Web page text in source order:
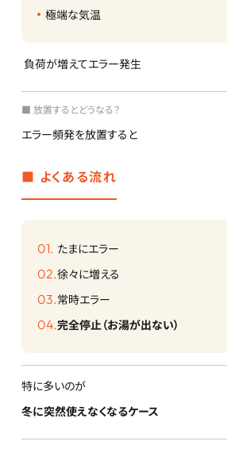
極端な気温
負荷が増えてエラー発生
■ 放置するとどうなる？
エラー頻発を放置すると
■ よくある流れ
たまにエラー
徐々に増える
常時エラー
完全停止（お湯が出ない）
特に多いのが
冬に突然使えなくなるケース